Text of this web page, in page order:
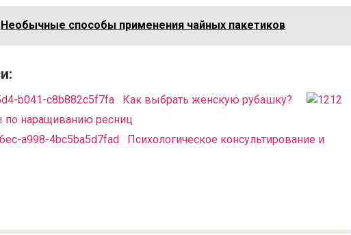
Необычные способы применения чайных пакетиков
Как выбрать женскую рубашку?
по наращиванию ресниц
Психологическое консультирование и